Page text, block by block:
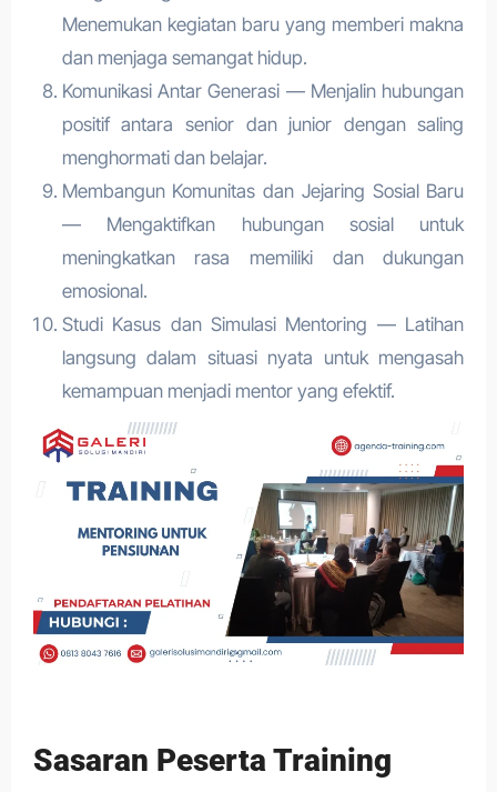
Menemukan kegiatan baru yang memberi makna
dan menjaga semangat hidup.
Komunikasi Antar Generasi — Menjalin hubungan
positif antara senior dan junior dengan saling
menghormati dan belajar.
Membangun Komunitas dan Jejaring Sosial Baru
— Mengaktifkan hubungan sosial untuk
meningkatkan rasa memiliki dan dukungan
emosional.
Studi Kasus dan Simulasi Mentoring — Latihan
langsung dalam situasi nyata untuk mengasah
kemampuan menjadi mentor yang efektif.
Sasaran Peserta Training